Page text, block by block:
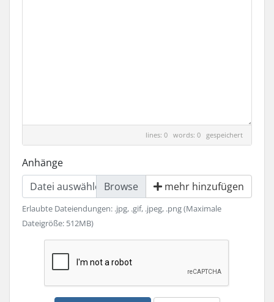
lines: 0 words: 0 gespeichert
Anhänge
Datei auswählen
mehr hinzufügen
Erlaubte Dateiendungen: .jpg, .gif, .jpeg, .png (Maximale
Dateigröße: 512MB)